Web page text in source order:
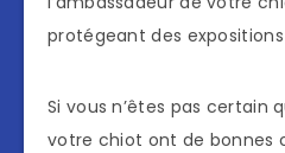
protégeant des
Si vous n’êtes pas certain
votre chiot ont de bonnes